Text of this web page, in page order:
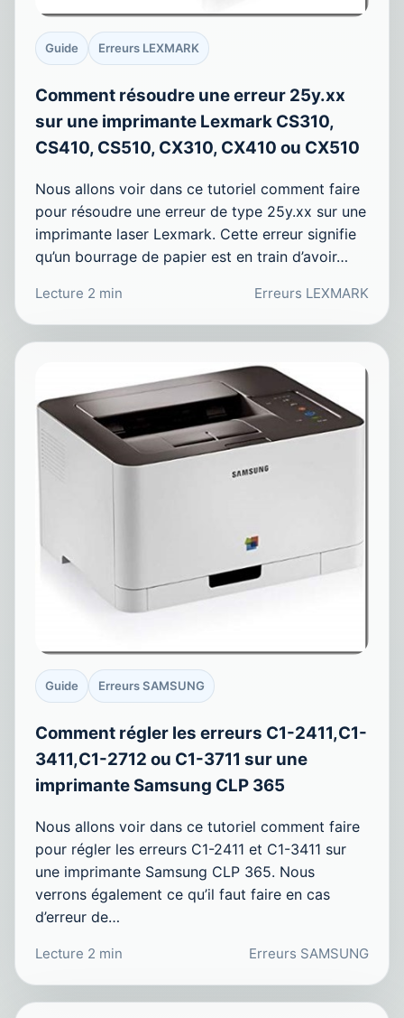
Guide Erreurs LEXMARK
Comment résoudre une erreur 25y.xx
sur une imprimante Lexmark CS310,
CS410, CS510, CX310, CX410 ou CX510
Nous allons voir dans ce tutoriel comment faire
pour résoudre une erreur de type 25y.xx sur une
imprimante laser Lexmark. Cette erreur signifie
qu’un bourrage de papier est en train d’avoir…
Lecture 2 min Erreurs LEXMARK
Guide Erreurs SAMSUNG
Comment régler les erreurs C1-2411,C1-
3411,C1-2712 ou C1-3711 sur une
imprimante Samsung CLP 365
Nous allons voir dans ce tutoriel comment faire
pour régler les erreurs C1-2411 et C1-3411 sur
une imprimante Samsung CLP 365. Nous
verrons également ce qu’il faut faire en cas
d’erreur de…
Lecture 2 min Erreurs SAMSUNG